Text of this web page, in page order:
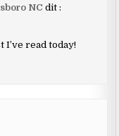
NC dit :
I’ve read today!